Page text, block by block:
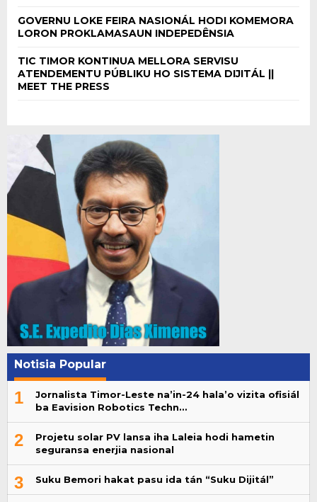
GOVERNU LOKE FEIRA NASIONÁL HODI KOMEMORA
LORON PROKLAMASAUN INDEPEDÊNSIA
TIC TIMOR KONTINUA MELLORA SERVISU
ATENDEMENTU PÚBLIKU HO SISTEMA DIJITÁL ||
MEET THE PRESS
Notisia Popular
1
Jornalista Timor-Leste na’in-24 hala’o vizita ofisiál
ba Eavision Robotics Techn…
2
Projetu solar PV lansa iha Laleia hodi hametin
seguransa enerjia nasional
3 Suku Bemori hakat pasu ida tán “Suku Dijitál”